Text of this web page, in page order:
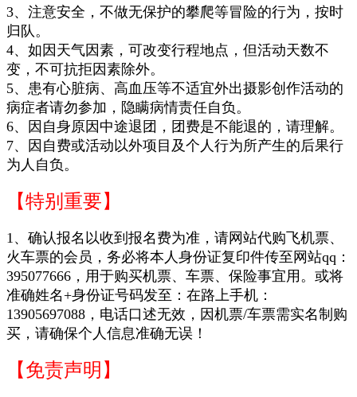
3、注意安全，不做无保护的攀爬等冒险的行为，按时
归队。
4、如因天气因素，可改变行程地点，但活动天数不
变，不可抗拒因素除外。
5、患有心脏病、高血压等不适宜外出摄影创作活动的
病症者请勿参加，隐瞒病情责任自负。
6、因自身原因中途退团，团费是不能退的，请理解。
7、因自费或活动以外项目及个人行为所产生的后果行
为人自负。
【特别重要】
1、确认报名以收到报名费为准，请网站代购飞机票、
火车票的会员，务必将本人身份证复印件传至网站qq：
395077666 ， 用于购买机票、车票、保险事宜用。或将
准确姓名+身份证号码发至：在路上手机：
13905697088，电话口述无效，因机票/车票需实名制购
买，请确保个人信息准确无误！
【免责声明】